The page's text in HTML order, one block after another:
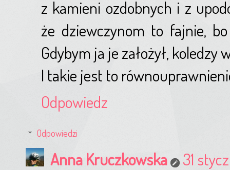
z kamieni ozdobnych i z
że dziewczynom to fajnie,
Gdybym ja je założył, koledzy
I takie jest to
Odpowiedz
Odpowiedzi
Anna Kruczkowska
31